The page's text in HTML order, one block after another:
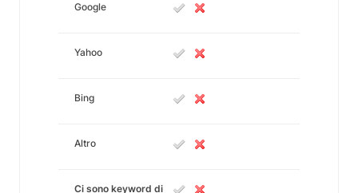
Google
Yahoo
Bing
Altro
Ci sono keyword di